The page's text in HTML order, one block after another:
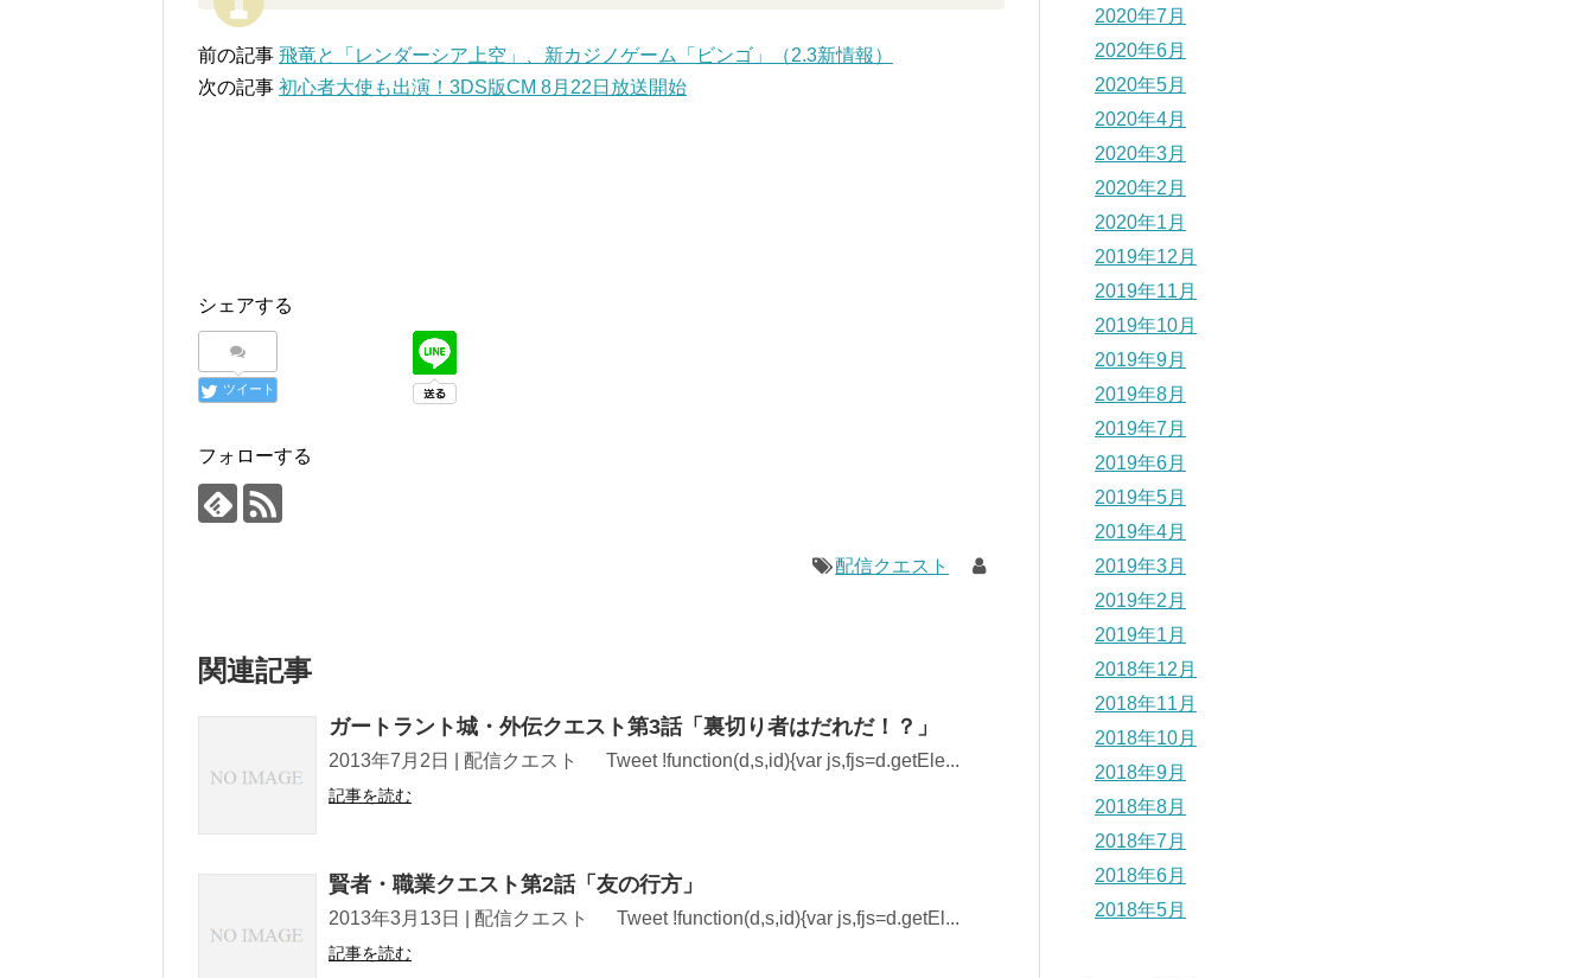
前の記事 飛竜と「レンダーシア上空」、新カジノゲーム「ビンゴ」（2.3新情報）
次の記事 初心者大使も出演！3DS版CM 8月22日放送開始
シェアする
ツイート
フォローする
配信クエスト
関連記事
ガートラント城・外伝クエスト第3話「裏切り者はだれだ！？」
2013年7月2日 | 配信クエスト Tweet !function(d,s,id){var js,fjs=d.getEle...
記事を読む
賢者・職業クエスト第2話「友の行方」
2013年3月13日 | 配信クエスト Tweet !function(d,s,id){var js,fjs=d.getEl...
記事を読む
2020年7月
2020年6月
2020年5月
2020年4月
2020年3月
2020年2月
2020年1月
2019年12月
2019年11月
2019年10月
2019年9月
2019年8月
2019年7月
2019年6月
2019年5月
2019年4月
2019年3月
2019年2月
2019年1月
2018年12月
2018年11月
2018年10月
2018年9月
2018年8月
2018年7月
2018年6月
2018年5月